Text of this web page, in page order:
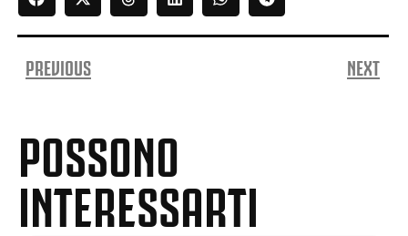
PREVIOUS NEXT
POSSONO
INTERESSARTI